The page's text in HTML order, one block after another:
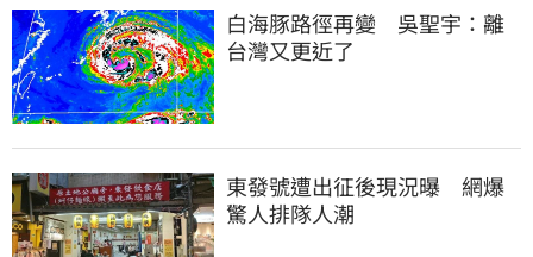
白海豚路徑再變　吳聖宇：離
台灣又更近了
東發號遭出征後現況曝　網爆
驚人排隊人潮